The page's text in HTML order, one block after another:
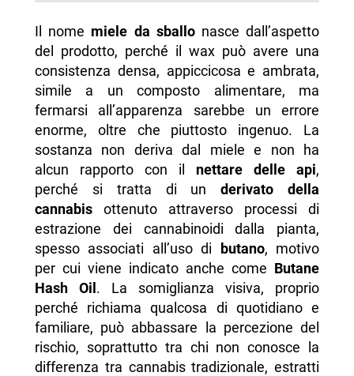
Il nome miele da sballonasce dall’aspetto
del prodotto, perché il wax può avere una
consistenza densa, appiccicosa e ambrata,
simile a un composto alimentare, ma
fermarsi all’apparenza sarebbe un errore
enorme, oltre che piuttosto ingenuo. La
sostanza non deriva dal miele e non ha
alcun rapporto con il nettare delle api,
perché si tratta di underivato della
cannabisottenuto attraverso processi di
estrazione dei cannabinoidi dalla pianta,
spesso associati all’uso di butano, motivo
per cui viene indicato anche come Butane
Hash Oil. La somiglianza visiva, proprio
perché richiama qualcosa di quotidiano e
familiare, può abbassare la percezione del
rischio, soprattutto tra chi non conosce la
differenza tra cannabis tradizionale, estratti